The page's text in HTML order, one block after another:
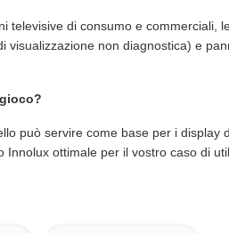
televisive di consumo e
non diagnostica) e
può servire come base per i
ottimale per il vostro caso di